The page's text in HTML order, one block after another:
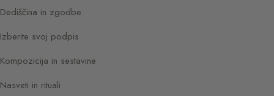
Dediščina in zgodbe
Izberite svoj podpis
Kompozicija in sestavine
Nasveti in rituali